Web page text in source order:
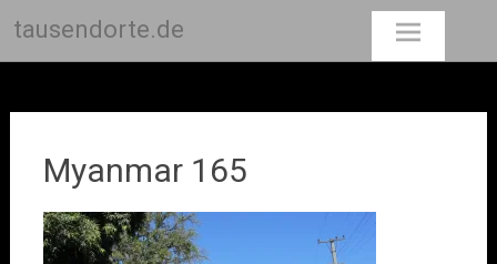
tausendorte.de
Myanmar 165